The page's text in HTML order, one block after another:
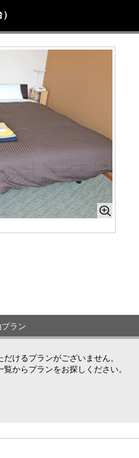
ラン
けるプランがございません。
からプランをお探しください。